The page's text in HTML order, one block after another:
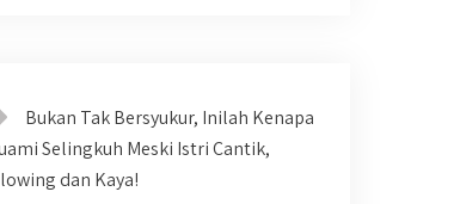
Bukan Tak Bersyukur, Inilah Kenapa
Selingkuh Meski Istri Cantik,
dan Kaya!